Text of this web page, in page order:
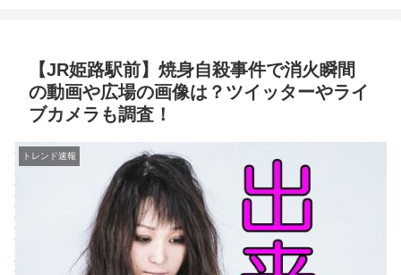
【JR姫路駅前】焼身自殺事件で消火瞬間
の動画や広場の画像は？ツイッターやライ
ブカメラも調査！
トレンド速報